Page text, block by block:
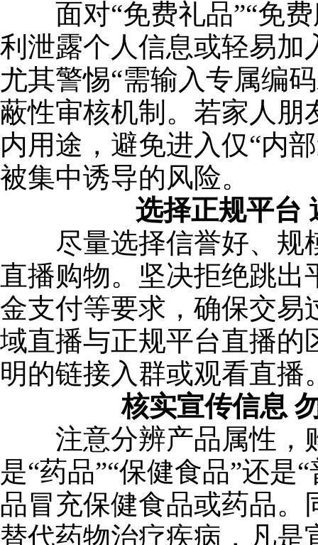
面对“免费礼品”“免费
利泄露个人信息或轻易加
尤其警惕“需输入专属编
蔽性审核机制。若家人朋
内用途，避免进入仅“内
被集中诱导的风险。
选择正规平台
尽量选择信誉好、规
直播购物。坚决拒绝跳
金支付等要求，确保交易
域直播与正规平台直播的
明的链接入群或观看直播
核实宣传信息
注意分辨产品属性，
是“药品”“保健食品”还是
品冒充保健食品或药品
替代药物治疗疾病，凡